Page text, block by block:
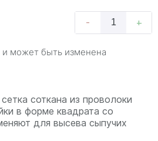
и может быть изменена
- +
соткана из проволоки
в форме квадрата со
для высева сыпучих